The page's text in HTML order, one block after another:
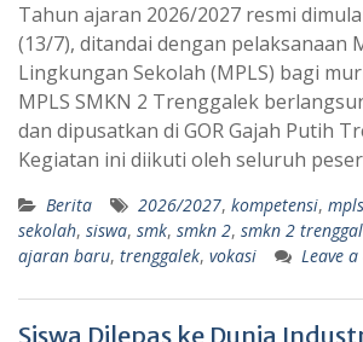
Tahun ajaran 2026/2027 resmi
(13/7), ditandai dengan pelaksanaan
Lingkungan Sekolah (MPLS) bagi
MPLS SMKN 2 Trenggalek
dan dipusatkan di GOR Gajah Putih
Kegiatan ini diikuti oleh seluruh
Berita 2026/2027, kompetensi, mpls
sekolah, siswa, smk, smkn 2, smkn 2
ajaran baru, trenggalek, vokasi Leave
Siswa Dilepas ke Dunia